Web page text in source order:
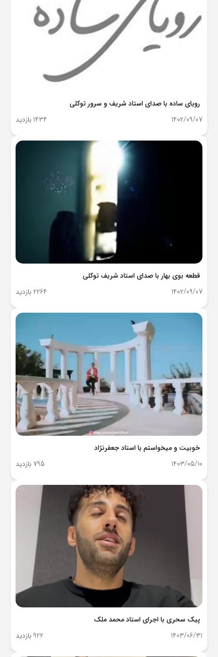
رویای ساده با صدای استاد شریف و سرور توکلی
1434 بازدید
1402/09/07
قطعه بوی بهار با صدای استاد شریف توکلی
2264 بازدید
1402/09/07
خوبیت و میخواستم با استاد جعفرنژاد
795 بازدید
1403/05/10
پیک سحری با اجرای استاد محمد ملک
922 بازدید
1403/06/31